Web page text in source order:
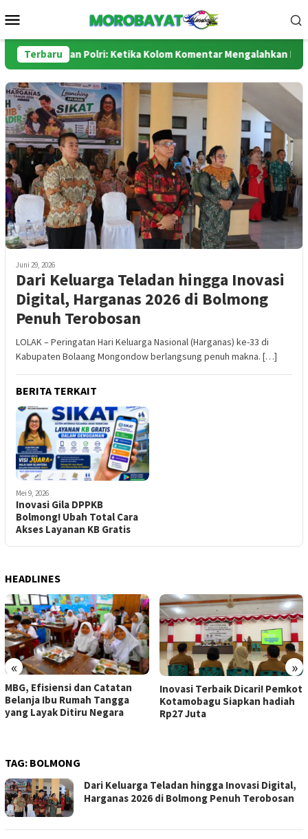
ke
Mobile
Terbaru
dan Polri: Ketika Kolom Komentar Mengalahkan Ruang
Juni 29, 2026
Dari Keluarga Teladan hingga Inovasi
Digital, Harganas 2026 di Bolmong
Penuh Terobosan
LOLAK – Peringatan Hari Keluarga Nasional (Harganas) ke-33 di
Kabupaten Bolaang Mongondow berlangsung penuh makna. […]
BERITA TERKAIT
Mei 9, 2026
Inovasi Gila DPPKB
Bolmong! Ubah Total Cara
Akses Layanan KB Gratis
HEADLINES
« »
MBG, Efisiensi dan Catatan
Belanja Ibu Rumah Tangga
yang Layak Ditiru Negara
Inovasi Terbaik Dicari! Pemkot
Kotamobagu Siapkan hadiah
Rp27 Juta
TAG: BOLMONG
Dari Keluarga Teladan hingga Inovasi Digital,
Harganas 2026 di Bolmong Penuh Terobosan